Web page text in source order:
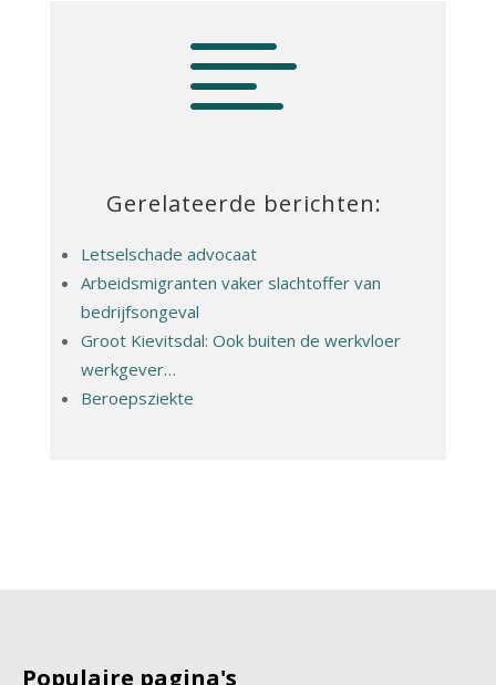

Gerelateerde berichten:
Letselschade advocaat
Arbeidsmigranten vaker slachtoffer van
bedrijfsongeval
Groot Kievitsdal: Ook buiten de werkvloer
werkgever…
Beroepsziekte
Populaire pagina's